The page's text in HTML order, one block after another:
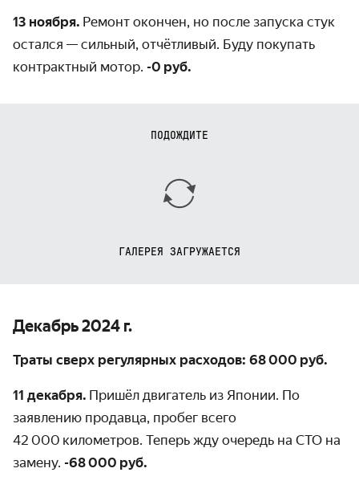
13 ноября. Ремонт окончен, но после запуска стук
остался — сильный, отчётливый. Буду покупать
контрактный мотор. -0 руб.
ПОДОЖДИТЕ
ГАЛЕРЕЯ ЗАГРУЖАЕТСЯ
Декабрь 2024 г.
Траты сверх регулярных расходов: 68 000 руб.
11 декабря. Пришёл двигатель из Японии. По
заявлению продавца, пробег всего
42 000 километров. Теперь жду очередь на СТО на
замену. -68 000 руб.